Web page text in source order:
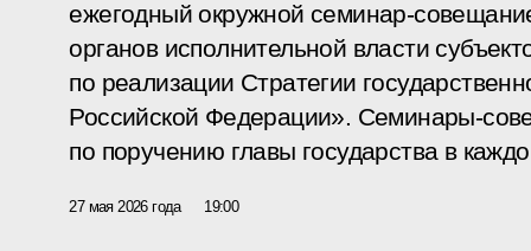
ежегодный окружной семинар-
органов исполнительной власти
по реализации Стратегии
Российской Федерации». Семинары-
по поручению главы государства в
27 мая 2026 года 19:00